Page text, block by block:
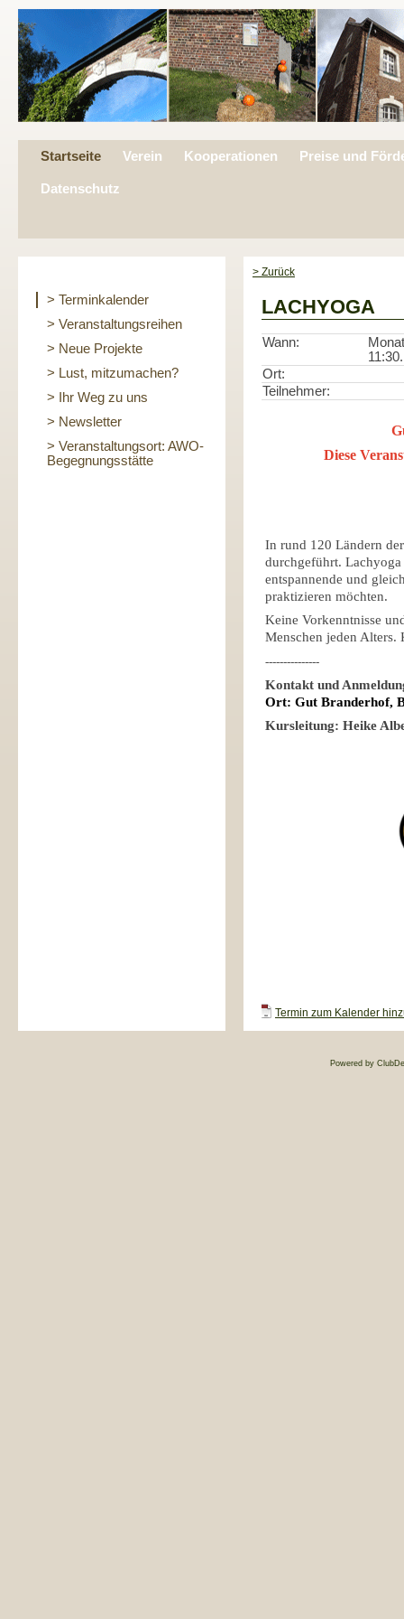
Startseite Verein Kooperationen Preise und
Datenschutz
> Terminkalender
> Veranstaltungsreihen
> Neue Projekte
> Lust, mitzumachen?
> Ihr Weg zu uns
> Newsletter
> Veranstaltungsort: AWO-
Begegnungsstätte
> Zurück
LACHYOGA
Wann:
11:30.
Ort:
Teilnehmer:
Diese
In rund 120 Ländern
durchgeführt.
entspannende und
praktizieren möchten.
Keine Vorkenntnisse
Menschen jeden
---------------
Kontakt und
Ort: Gut Branderhof,
Kursleitung: Heike
Termin zum Kalender
Powered by